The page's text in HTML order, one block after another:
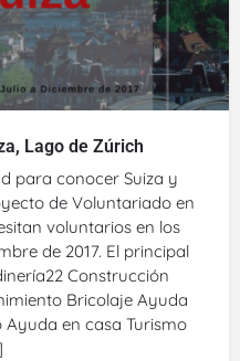
Lago de Zúrich
para conocer Suiza y
de Voluntariado en
voluntarios en los
de 2017. El principal
Construcción
Bricolaje Ayuda
en casa Turismo